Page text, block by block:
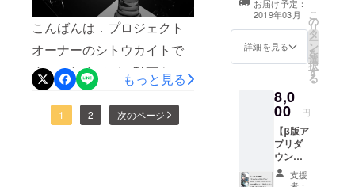
で登場します．なのでソル
ジャーが筋骨隆々になった
感じです． ランサー将棋の
香車と同じ動き...と見せかけ
斜め後ろには１マス動け
車の動きをします．そして
駒を一つ挟んだ先の駒を取
れます．なんの駒なのかわ
かってもそんな駒はみんな
知らない説．今回はこの辺
で．また明日も駒紹介しま
します．ちなみにクラウド
ファンディングページで公
開していたフリー素材を
使ったデモ版では，自分と
相手の駒を上下反転で表し
ていました．しかし本開発
こんばんは．プロジェクト
オーナーのシトウカイトで
す．これまでデモ動画や実
際の対戦動画を公開しまし
たが，現行ルールをしっか
もっと見る
1 2 次のページ
戦プロフィール
のアイコンに使
える限定アバ
ターを正式版リ
お届け予定：
2019年03月
詳細を見る
こ
の
リ
タ
ー
ン
を
選
択
す
る
8,0
00 円
【β版ア
プリダ
ウン
ロード
権 + オ
支援